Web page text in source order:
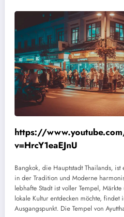
https://
v=HrcY1eaEJnU
Bangkok, die Hauptstadt Thailands,
in der Tradition und Moderne
lebhafte Stadt ist voller Tempel,
lokale Kultur entdecken möchte, findet
Ausgangspunkt. Die Tempel von